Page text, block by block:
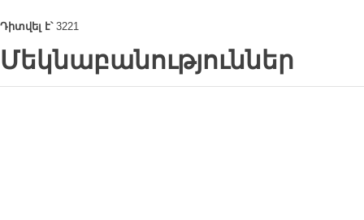
Դիտվել է՝3221
Մեկնաբանություններ